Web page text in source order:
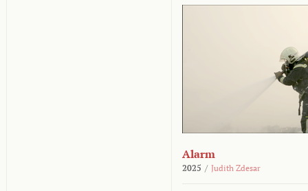
Alarm
2025 / Judith Zdesar